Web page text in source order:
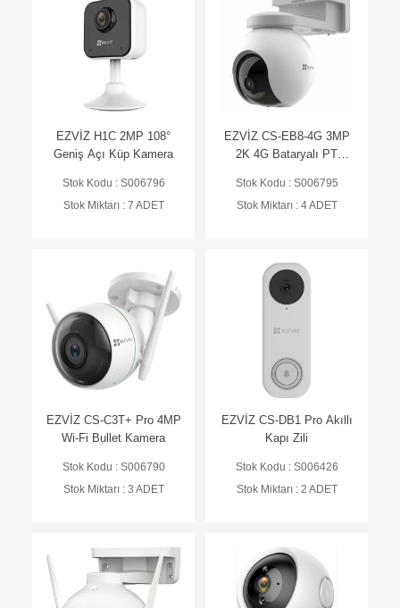
EZVİZ H1C 2MP 108°
Geniş Açı Küp Kamera
Stok Kodu : S006796
Stok Miktarı : 7 ADET
EZVİZ CS-EB8-4G 3MP
2K 4G Bataryalı PT
Stok Kodu : S006795
Stok Miktarı : 4 ADET
EZVİZ CS-C3T+ Pro 4MP
Wi-Fi Bullet Kamera
Stok Kodu : S006790
Stok Miktarı : 3 ADET
EZVİZ CS-DB1 Pro Akıllı
Kapı Zili
Stok Kodu : S006426
Stok Miktarı : 2 ADET